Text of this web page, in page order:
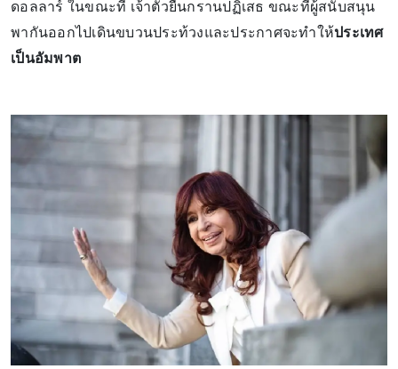
ดอลลาร์ ในขณะที่ เจ้าตัวยืนกรานปฏิเสธ ขณะที่ผู้สนับสนุน
พากันออกไปเดินขบวนประท้วงและประกาศจะทำให้ประเทศ
เป็นอัมพาต